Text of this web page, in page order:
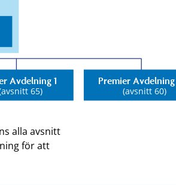
alla avsnitt
för att